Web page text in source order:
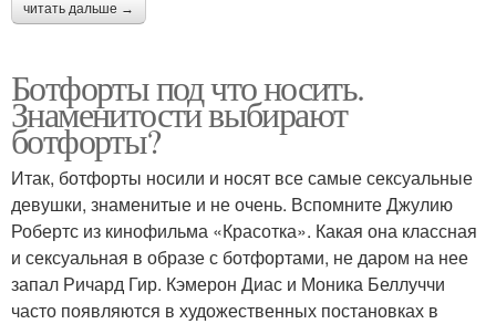
читать дальше →
Ботфорты под что носить.
Знаменитости выбирают
ботфорты?
Итак, ботфорты носили и носят все самые сексуальные
девушки, знаменитые и не очень. Вспомните Джулию
Робертс из кинофильма «Красотка». Какая она классная
и сексуальная в образе с ботфортами, не даром на нее
запал Ричард Гир. Кэмерон Диас и Моника Беллуччи
часто появляются в художественных постановках в